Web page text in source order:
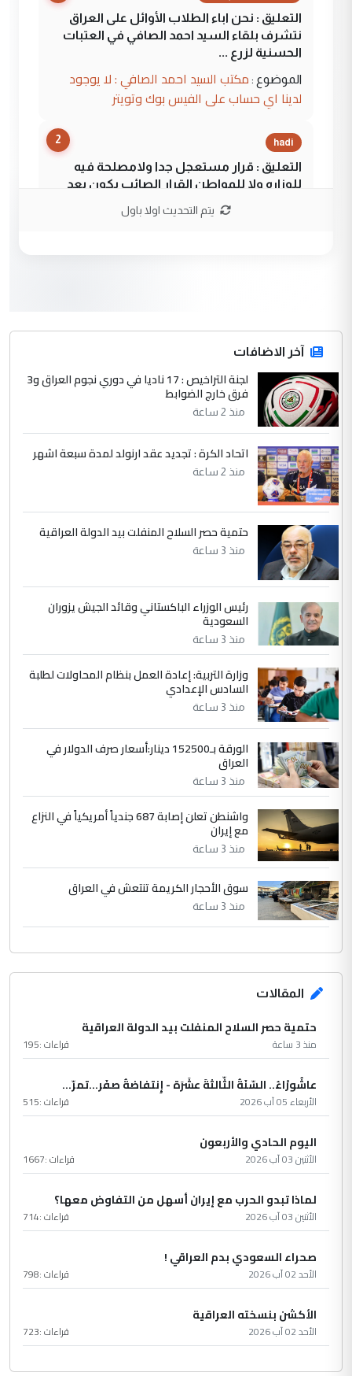
التعليق : نحن اباء الطلاب الأوائل على العراق
نتشرف بلقاء السيد احمد الصافي في العتبات
الحسنية لزرع ...
الموضوع : مكتب السيد احمد الصافي : لا يوجود
لدينا اي حساب على الفيس بوك وتويتر
2 hadi
التعليق : قرار مستعجل جدا ولامصلحة فيه
للوزاره ولا للمواطن القرار الصائب يكون بعد
جنسية الرافد الثالث للعراق ومن اصول عريقة
ابا فرات ...
الموضوع :
الجواهري يرد على صدام حسين سل
مضجعيك يابن الزنا (نص كامل)
4
التعليق : واحد من عصابة علي ماما يسقط
جنسية الرافد الثالث للعراق ومن اصول عريقة
ابا فرات ...
الموضوع :
الجواهري يرد على صدام حسين سل
مضجعيك يابن الزنا (نص كامل)
5 حيدر عاشور
التعليق : تحياتي لك استاذ حامدتركان. كلام
دقيق ومسؤول؛ فالاستثمار الحقيقي للإنسان
وثروات البلد يعتمد على الكفاءة ...
الموضوع :
بين الإهمال واغتصاب الأرض.. بلاد
الرافدين تعاني الجفاف والتصحر!!
يتم التحديث اولا باول
آخر الاضافات
لجنة التراخيص : 17 ناديا في دوري نجوم العراق و3
فرق خارج الضوابط
منذ 2 ساعة
اتحاد الكرة : تجديد عقد ارنولد لمدة سبعة اشهر
منذ 2 ساعة
حتمية حصر السلاح المنفلت بيد الدولة العراقية
منذ 3 ساعة
رئيس الوزراء الباكستاني وقائد الجيش يزوران
السعودية
منذ 3 ساعة
وزارة التربية: إعادة العمل بنظام المحاولات لطلبة
السادس الإعدادي
منذ 3 ساعة
الورقة بـ152500 دينار:أسعار صرف الدولار في
العراق
منذ 3 ساعة
واشنطن تعلن إصابة 687 جندياً أمريكياً في النزاع
مع إيران
منذ 3 ساعة
سوق الأحجار الكريمة تنتعش في العراق
منذ 3 ساعة
المقالات
حتمية حصر السلاح المنفلت بيد الدولة العراقية
منذ 3 ساعة قراءات :195
عاشُورْاءُ.. السّنَةُ الثّالثةَ عشَرَة - إِنتفاضةُ صفَر…تمرّ...
الأربعاء 05 آب 2026 قراءات :515
اليوم الحادي والأربعون
الأثنين 03 آب 2026 قراءات :1667
لماذا تبدو الحرب مع إيران أسهل من التفاوض معها؟
الأثنين 03 آب 2026 قراءات :714
صحراء السعودي بدم العراقي !
الأحد 02 آب 2026 قراءات :798
الأكشن بنسخته العراقية
الأحد 02 آب 2026 قراءات :723